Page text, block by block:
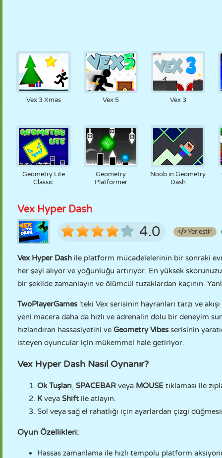
Vex 3 Xmas Vex 5 Vex 3
Geometry Lite
Classic
Geometry
Platformer
Noob in Geometry
Dash
Vex Hyper Dash
4.0 Yerleştir
Vex Hyper Dash ile platform mücadelelerinin bir sonraki
her şeyi alıyor ve yoğunluğu artırıyor. En yüksek
bir şekilde zamanlayın ve ölümcül tuzaklardan kaçının.
TwoPlayerGames'teki Vex serisinin hayranları tarzı ve
yeni macera daha da hızlı ve adrenalin dolu bir deneyim
hızlandıran hassasiyetini ve Geometry Vibesserisinin
isteyen oyuncular için mükemmel hale getiriyor.
Vex Hyper Dash Nasıl Oynanır?
Ok Tuşları, SPACEBAR veya MOUSE tıklaması ile
K veya Shift ile atlayın.
Sol veya sağ el rahatlığı için ayarlardan çizgi
Oyun Özellikleri:
Hassas zamanlama ile hızlı tempolu platform